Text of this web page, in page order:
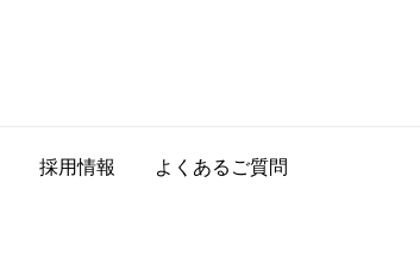
採用情報 よくあるご質問